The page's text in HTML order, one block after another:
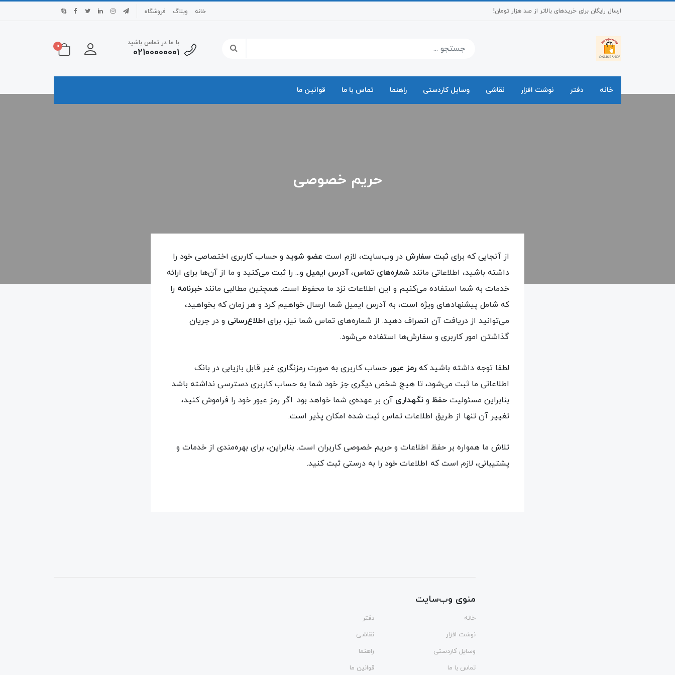
ارسال رایگان برای خریدهای بالاتر از صد هزار تومان! خانه وبلاگ فروشگاه
با ما در تماس باشید
0210000000۱ 0
خانه دفتر نوشت افزار نقاشی وسایل کاردستی راهنما تماس با ما قوانین ما
حریم خصوصی
از آنجایی که برای ثبت سفارش در وب‌سایت، لازم است عضو شوید و حساب کاربری اختصاصی خود را
داشته باشید، اطلاعاتی مانند شماره‌های تماس،آدرس ایمیل و... را ثبت می‌کنید و ما از آن‌ها برای ارائه
خدمات به شما استفاده می‌کنیم و این اطلاعات نزد ما محفوظ است. همچنین مطالبی مانندخبرنامه را
که شامل پیشنهادهای ویژه است، به آدرس ایمیل شما ارسال خواهیم کرد و هر زمان که بخواهید،
می‌توانید از دریافت آن انصراف دهید. از شماره‌های تماس شما نیز، برای اطلاع‌رسانی و در جریان
گذاشتن امور کاربری و سفارش‌ها استفاده می‌شود.
لطفا توجه داشته باشید کهرمز عبور حساب کاربری به صورت رمزنگاری غیر قابل بازیابی در بانک
اطلاعاتی ما ثبت می‌شود، تا هیچ شخص دیگری جز خود شما به حساب کاربری دسترسی نداشته باشد.
بنابراین مسئولیتحفظ ونگهداری آن بر عهده‌ی شما خواهد بود. اگر رمز عبور خود را فراموش کنید،
تغییر آن تنها از طریق اطلاعات تماس ثبت شده امکان پذیر است.
تلاش ما همواره بر حفظ اطلاعات و حریم خصوصی کاربران است. بنابراین، برای بهره‌مندی از خدمات و
پشتیبانی، لازم است که اطلاعات خود را به درستی ثبت کنید.
منوی وب‌سایت
خانه
دفتر
نوشت افزار
نقاشی
وسایل کاردستی
راهنما
تماس با ما
قوانین ما